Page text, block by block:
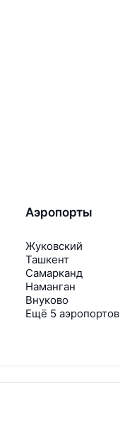
Аэропорты
Жуковский
Ташкент
Самарканд
Наманган
Внуково
Ещё 5 аэропортов